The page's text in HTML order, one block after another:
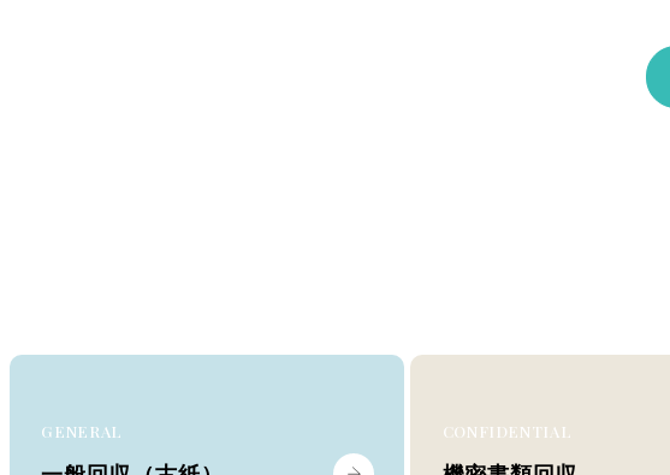
GENERAL CONFIDENTIAL